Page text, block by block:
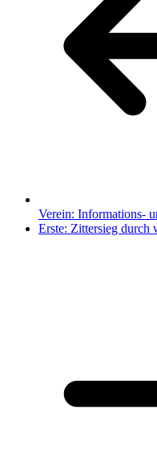
Verein: Informations-
Erste: Zittersieg durch